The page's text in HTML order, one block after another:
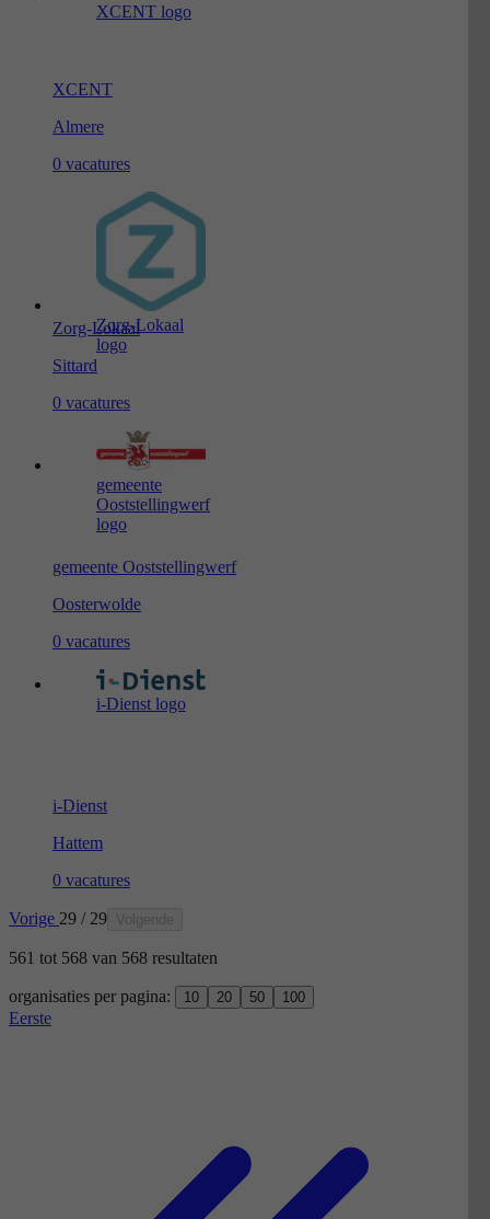
XCENT logo
XCENT
Almere
0 vacatures
Zorg-Lokaal
logo
Zorg-Lokaal
Sittard
0 vacatures
gemeente
Ooststellingwerf
logo
gemeente Ooststellingwerf
Oosterwolde
0 vacatures
i-Dienst logo
i-Dienst
Hattem
0 vacatures
Vorige 29 / 29 Volgende
561 tot 568 van 568 resultaten
organisaties per pagina: 10 20 50 100
Eerste